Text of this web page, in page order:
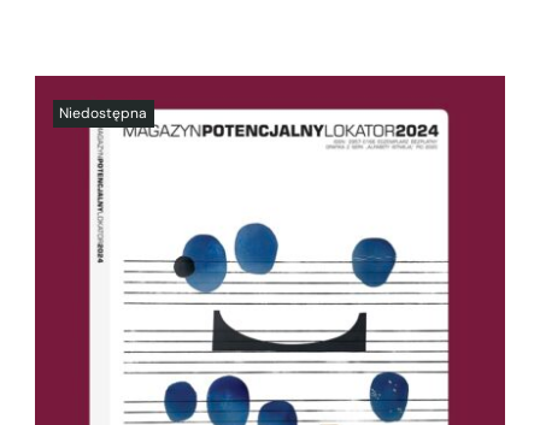
SZCZEGÓŁY